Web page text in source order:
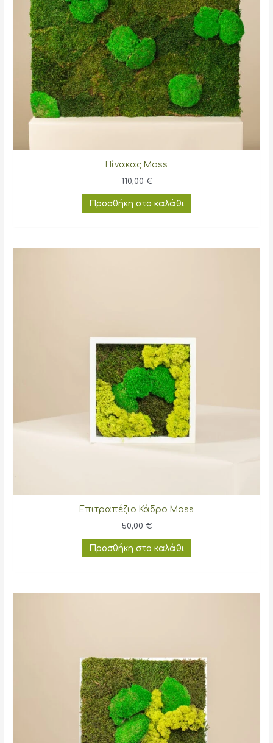
Πίνακας Moss
110,00 €
Προσθήκη στο καλάθι
Επιτραπέζιο Κάδρο Moss
50,00 €
Προσθήκη στο καλάθι